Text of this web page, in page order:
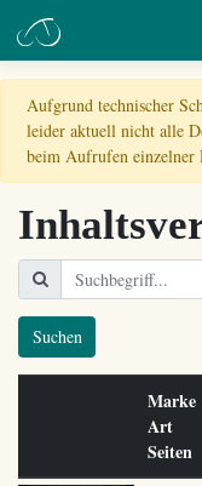
Aufgrund technischer
leider aktuell nicht alle
beim Aufrufen einzelner
Suchen
Marke
Art
Seiten